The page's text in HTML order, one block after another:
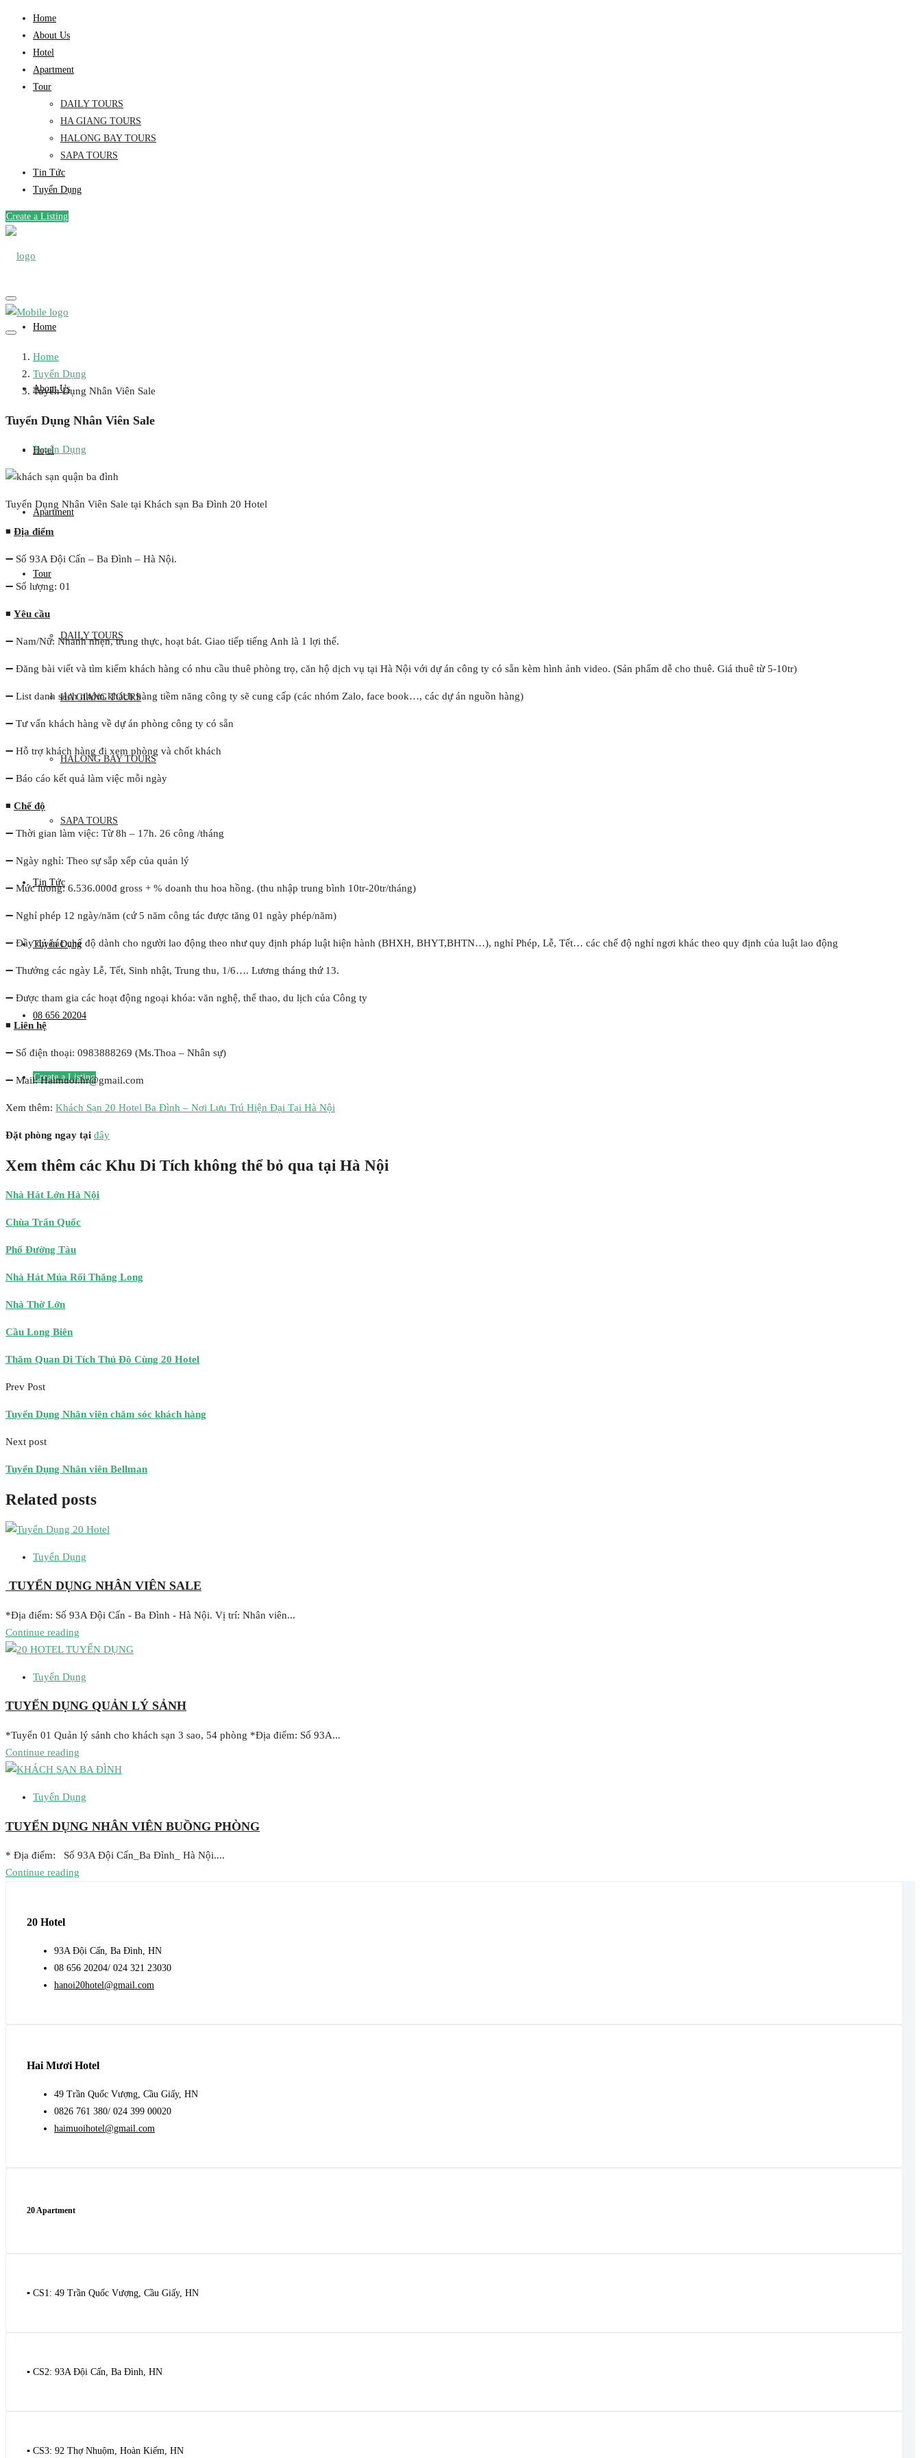
Home
About Us
Hotel
Apartment
Tour
DAILY TOURS
HA GIANG TOURS
HALONG BAY TOURS
SAPA TOURS
Tin Tức
Tuyển Dụng
Create a Listing
Home
About Us
Hotel
Apartment
Tour
DAILY TOURS
HA GIANG TOURS
HALONG BAY TOURS
SAPA TOURS
Tin Tức
Tuyển Dụng
08 656 20204
Create a Listing
Home
Tuyển Dụng
Tuyển Dụng Nhân Viên Sale
Tuyển Dụng Nhân Viên Sale
Tuyển Dụng
Tuyển Dụng Nhân Viên Sale tại Khách sạn Ba Đình 20 Hotel
◾ Địa điểm
➖ Số 93A Đội Cấn – Ba Đình – Hà Nội.
➖ Số lượng: 01
◾ Yêu cầu
➖ Nam/Nữ: Nhanh nhẹn, trung thực, hoạt bát. Giao tiếp tiếng Anh là 1 lợi thế.
➖ Đăng bài viết và tìm kiếm khách hàng có nhu cầu thuê phòng trọ, căn hộ dịch vụ tại Hà Nội với dự án công ty có sẵn kèm hình ảnh video. (Sản phẩm dễ cho thuê. Giá thuê từ 5-10tr)
➖ List danh sách nhóm khách hàng tiềm năng công ty sẽ cung cấp (các nhóm Zalo, face book…, các dự án nguồn hàng)
➖ Tư vấn khách hàng về dự án phòng công ty có sẵn
➖ Hỗ trợ khách hàng đi xem phòng và chốt khách
➖ Báo cáo kết quả làm việc mỗi ngày
◾ Chế độ
➖ Thời gian làm việc: Từ 8h – 17h. 26 công /tháng
➖ Ngày nghỉ: Theo sự sắp xếp của quản lý
➖ Mức lương: 6.536.000đ gross + % doanh thu hoa hồng. (thu nhập trung bình 10tr-20tr/tháng)
➖ Nghỉ phép 12 ngày/năm (cứ 5 năm công tác được tăng 01 ngày phép/năm)
➖ Đầy đủ các chế độ dành cho người lao động theo như quy định pháp luật hiện hành (BHXH, BHYT,BHTN…), nghỉ Phép, Lễ, Tết… các chế độ nghỉ ngơi khác theo quy định của luật lao động
➖ Thưởng các ngày Lễ, Tết, Sinh nhật, Trung thu, 1/6…. Lương tháng thứ 13.
➖ Được tham gia các hoạt động ngoại khóa: văn nghệ, thể thao, du lịch của Công ty
◾ Liên hệ
➖ Số điện thoại: 0983888269 (Ms.Thoa – Nhân sự)
➖ Mail: Haimuoi.hr@gmail.com
Xem thêm: Khách Sạn 20 Hotel Ba Đình – Nơi Lưu Trú Hiện Đại Tại Hà Nội
Đặt phòng ngay tại đây
Xem thêm các Khu Di Tích không thể bỏ qua tại Hà Nội
Nhà Hát Lớn Hà Nội
Chùa Trấn Quốc
Phố Đường Tàu
Nhà Hát Múa Rối Thăng Long
Nhà Thờ Lớn
Cầu Long Biên
Thăm Quan Di Tích Thủ Đô Cùng 20 Hotel
Prev Post
Tuyển Dụng Nhân viên chăm sóc khách hàng
Next post
Tuyển Dụng Nhân viên Bellman
Related posts
Tuyển Dụng
TUYỂN DỤNG NHÂN VIÊN SALE
*Địa điểm: Số 93A Đội Cấn - Ba Đình - Hà Nội. Vị trí: Nhân viên...
Continue reading
Tuyển Dụng
TUYỂN DỤNG QUẢN LÝ SẢNH
*Tuyển 01 Quản lý sảnh cho khách sạn 3 sao, 54 phòng *Địa điểm: Số 93A...
Continue reading
Tuyển Dụng
TUYỂN DỤNG NHÂN VIÊN BUỒNG PHÒNG
* Địa điểm: Số 93A Đội Cấn_Ba Đình_ Hà Nội....
Continue reading
20 Hotel
93A Đội Cấn, Ba Đình, HN
08 656 20204/ 024 321 23030
hanoi20hotel@gmail.com
Hai Mươi Hotel
49 Trần Quốc Vượng, Cầu Giấy, HN
0826 761 380/ 024 399 00020
haimuoihotel@gmail.com
20 Apartment
▪️ CS1: 49 Trần Quốc Vượng, Cầu Giấy, HN
▪️ CS2: 93A Đội Cấn, Ba Đình, HN
▪️ CS3: 92 Thợ Nhuộm, Hoàn Kiếm, HN